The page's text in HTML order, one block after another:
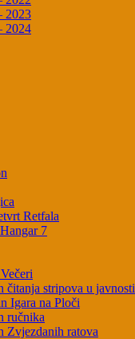
2023
2024
Retfala
7
čitanja stripova u javnosti
Igara na Ploči
ručnika
Zvjezdanih ratova